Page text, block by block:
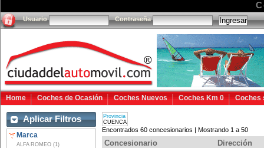
Usuario Contraseña
Home Coches de Ocasión Coches Nuevos Coches Km 0 Coches
Aplicar Filtros
Marca
ALFA ROMEO (1)
Provincia
CUENCA
Encontrados 60 concesionarios | Mostrando 1 a 50
Concesionario Dirección